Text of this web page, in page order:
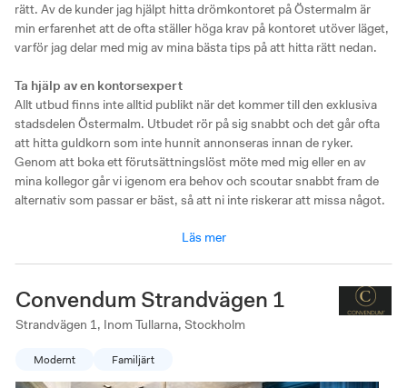
rätt. Av de kunder jag hjälpt hitta drömkontoret på Östermalm är
min erfarenhet att de ofta ställer höga krav på kontoret utöver läget,
varför jag delar med mig av mina bästa tips på att hitta rätt nedan.
Ta hjälp av en kontorsexpert
Allt utbud finns inte alltid publikt när det kommer till den exklusiva
stadsdelen Östermalm. Utbudet rör på sig snabbt och det går ofta
att hitta guldkorn som inte hunnit annonseras innan de ryker.
Genom att boka ett förutsättningslöst möte med mig eller en av
mina kollegor går vi igenom era behov och scoutar snabbt fram de
alternativ som passar er bäst, så att ni inte riskerar att missa något.
Boka en visningsrunda på Östermalm
visningsrunda. Då Östermalm är relativt litet sett till ytan går det
enkelt att hinna med 3-5st visningar och träffa alla stadsdelens
operatörer på en förmiddag eller eftermiddag.Ta hjälp av våra
kontorsexperter så ordnar vi det åt dig på en tid som passar.
Läs mer
Convendum Strandvägen 1
Strandvägen 1, Inom Tullarna, Stockholm
Modernt Familjärt